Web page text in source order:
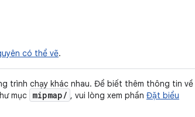
có thể vẽ.
trình chạy khác nhau. Để biết thêm thông tin về
mục mipmap/ , vui lòng xem phần Đặt biểu